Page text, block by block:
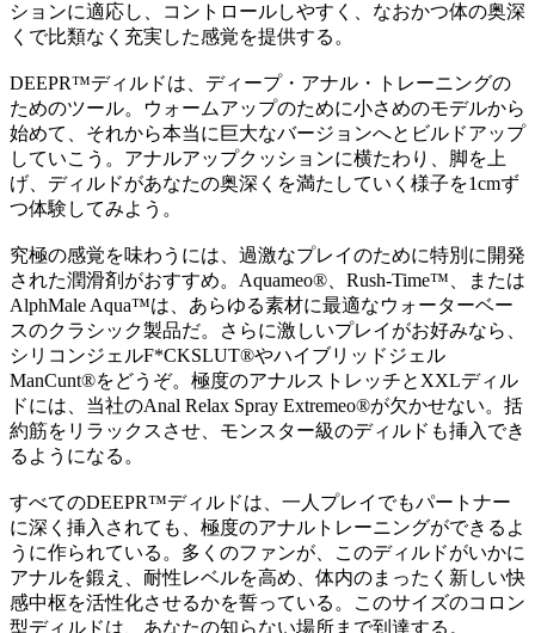
ションに適応し、コントロールしやすく、なおかつ体の奥深
くで比類なく充実した感覚を提供する。
DEEPR™ディルドは、ディープ・アナル・トレーニングの
ためのツール。ウォームアップのために小さめのモデルから
始めて、それから本当に巨大なバージョンへとビルドアップ
していこう。アナルアップクッションに横たわり、脚を上
げ、ディルドがあなたの奥深くを満たしていく様子を1cmず
つ体験してみよう。
究極の感覚を味わうには、過激なプレイのために特別に開発
された潤滑剤がおすすめ。Aquameo®、Rush-Time™、または
AlphMale Aqua™は、あらゆる素材に最適なウォーターベー
スのクラシック製品だ。さらに激しいプレイがお好みなら、
シリコンジェルF*CKSLUT®やハイブリッドジェル
ManCunt®をどうぞ。極度のアナルストレッチとXXLディル
ドには、当社のAnal Relax Spray Extremeo®が欠かせない。括
約筋をリラックスさせ、モンスター級のディルドも挿入でき
るようになる。
すべてのDEEPR™ディルドは、一人プレイでもパートナー
に深く挿入されても、極度のアナルトレーニングができるよ
うに作られている。多くのファンが、このディルドがいかに
アナルを鍛え、耐性レベルを高め、体内のまったく新しい快
感中枢を活性化させるかを誓っている。このサイズのコロン
型ディルドは、あなたの知らない場所まで到達する。